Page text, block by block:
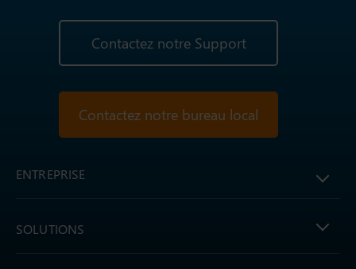
Contactez notre Support
Contactez notre bureau local
ENTREPRISE
SOLUTIONS